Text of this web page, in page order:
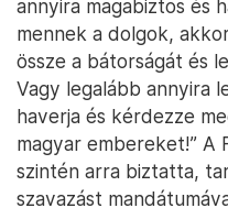
annyira magabiztos és
mennek a dolgok,
össze a bátorságát és
Vagy legalább annyira
haverja és kérdezze
magyar embereket!” A
szintén arra biztatta,
szavazást